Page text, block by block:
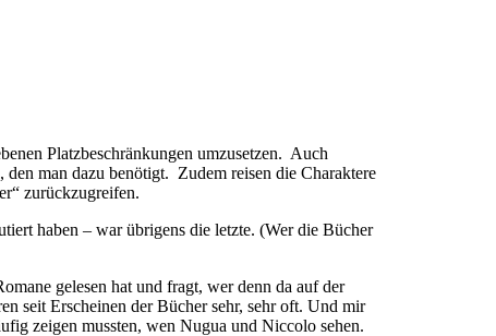
Platzbeschränkungen umzusetzen. Auch
man dazu benötigt. Zudem reisen die Charaktere
zurückzugreifen.
haben – war übrigens die letzte. (Wer die Bücher
gelesen hat und fragt, wer denn da auf der
seit Erscheinen der Bücher sehr, sehr oft. Und mir
zeigen mussten, wen Nugua und Niccolo sehen.